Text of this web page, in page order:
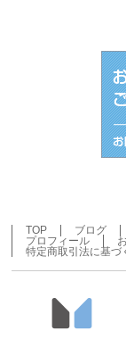
TOP ブログ
プロフィール
特定商取引法に基づ